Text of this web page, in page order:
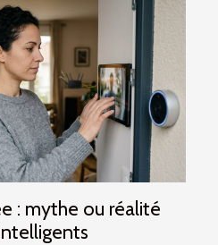
: mythe ou réalité